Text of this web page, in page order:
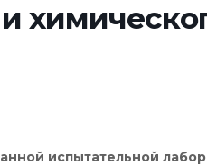
испытательной